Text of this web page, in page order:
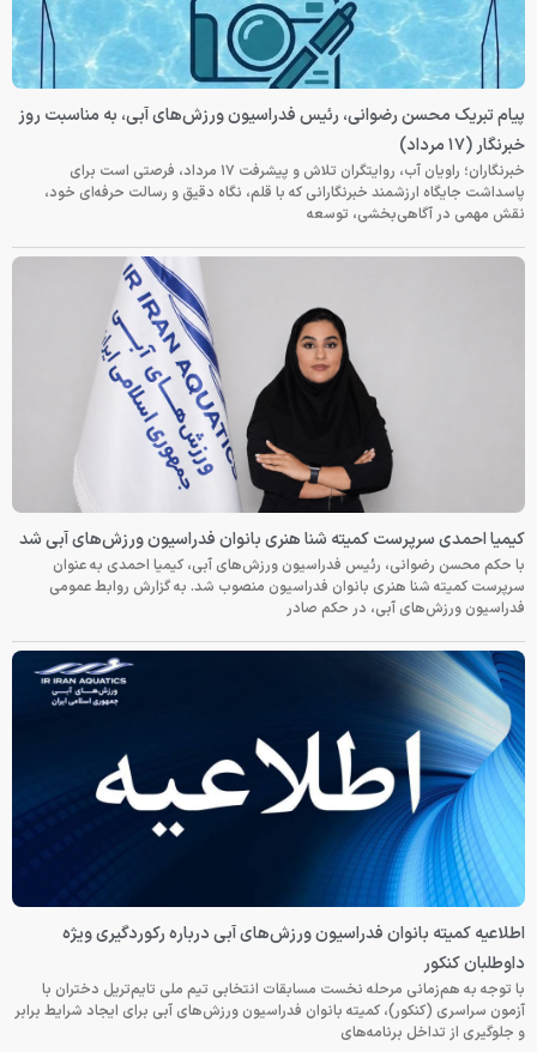
پیام تبریک محسن رضوانی، رئیس فدراسیون ورزش‌های آبی، به مناسبت روز
خبرنگار (۱۷ مرداد)
خبرنگاران؛ راویان آب، روایتگران تلاش و پیشرفت ۱۷ مرداد، فرصتی است برای
پاسداشت جایگاه ارزشمند خبرنگارانی که با قلم، نگاه دقیق و رسالت حرفه‌ای خود،
نقش مهمی در آگاهی‌بخشی، توسعه
کیمیا احمدی سرپرست کمیته شنا هنری بانوان فدراسیون ورزش‌های آبی شد
با حکم محسن رضوانی، رئیس فدراسیون ورزش‌های آبی، کیمیا احمدی به عنوان
سرپرست کمیته شنا هنری بانوان فدراسیون منصوب شد. به گزارش روابط عمومی
فدراسیون ورزش‌های آبی، در حکم صادر
اطلاعیه کمیته بانوان فدراسیون ورزش‌های آبی درباره رکوردگیری ویژه
داوطلبان کنکور
با توجه به هم‌زمانی مرحله نخست مسابقات انتخابی تیم ملی تایم‌تریل دختران با
آزمون سراسری (کنکور)، کمیته بانوان فدراسیون ورزش‌های آبی برای ایجاد شرایط برابر
و جلوگیری از تداخل برنامه‌های